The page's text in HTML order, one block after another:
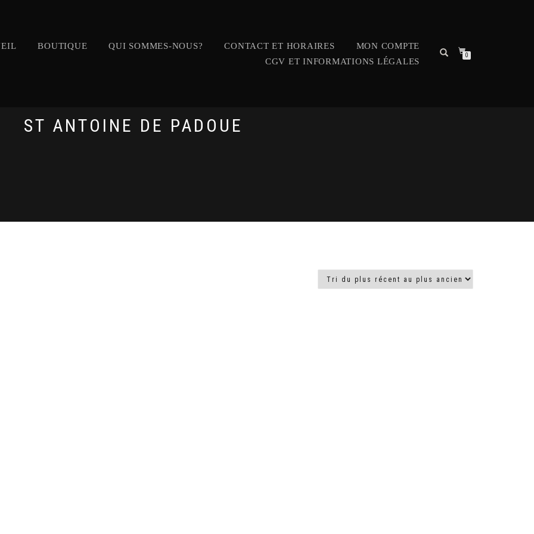
BOUTIQUE QUI SOMMES-NOUS? CONTACT ET HORAIRES
MON COMPTE
CGV ET INFORMATIONS LÉGALES
0
ST ANTOINE DE PADOUE